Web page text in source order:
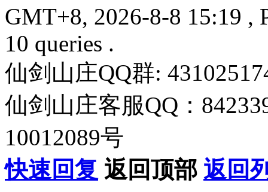
GMT+8, 2026-8-8 15:19 ,
10 queries .
仙剑山庄QQ群:
仙剑山庄客服QQ：
10012089号
快速回复 返回顶部 返回